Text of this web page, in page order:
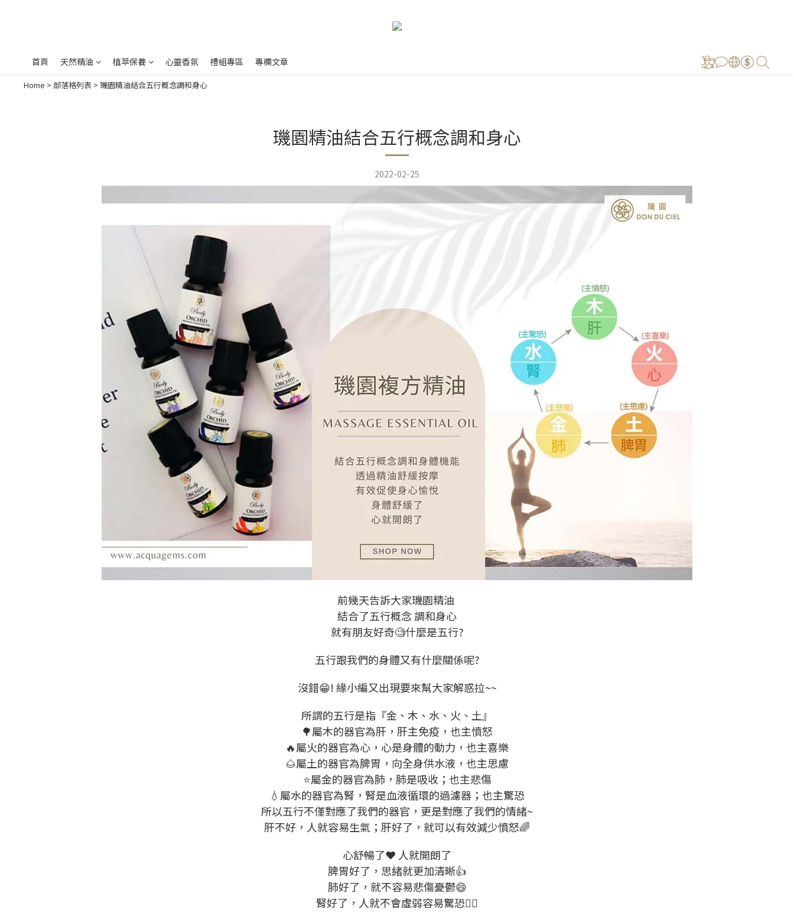
首頁 天然精油 植萃保養 心靈香氛 禮組專區 專欄文章
Home > 部落格列表 > 璣園精油結合五行概念調和身心
璣園精油結合五行概念調和身心
2022-02-25
前幾天告訴大家璣園精油
結合了五行概念 調和身心
就有朋友好奇🧐什麼是五行?
五行跟我們的身體又有什麼關係呢?
沒錯😁! 緣小編又出現要來幫大家解惑拉~~
所謂的五行是指『金、木、水、火、土』
🌳屬木的器官為肝，肝主免疫，也主憤怒
🔥屬火的器官為心，心是身體的動力，也主喜樂
🌰屬土的器官為脾胃，向全身供水液，也主思慮
⭐屬金的器官為肺，肺是吸收；也主悲傷
💧屬水的器官為腎，腎是血液循環的過濾器；也主驚恐
所以五行不僅對應了我們的器官，更是對應了我們的情緒~
肝不好，人就容易生氣；肝好了，就可以有效減少憤怒🌈
心舒暢了❤ 人就開朗了
脾胃好了，思緒就更加清晰👍
肺好了，就不容易悲傷憂鬱😄
腎好了，人就不會虛弱容易驚恐🙆‍♀️